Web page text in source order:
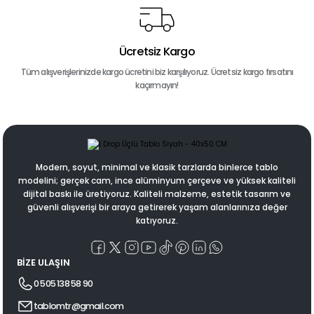
Ücretsiz Kargo
Tüm alışverişlerinizde kargo ücretini biz karşılıyoruz. Ücretsiz kargo fırsatını
kaçırmayın!
Modern, soyut, minimal ve klasik tarzlarda binlerce tablo
modelini; gerçek cam, ince alüminyum çerçeve ve yüksek kaliteli
dijital baskı ile üretiyoruz. Kaliteli malzeme, estetik tasarım ve
güvenli alışverişi bir araya getirerek yaşam alanlarınıza değer
katıyoruz.
BİZE ULAŞIN
0 505 138 58 90
tablomtr@gmail.com